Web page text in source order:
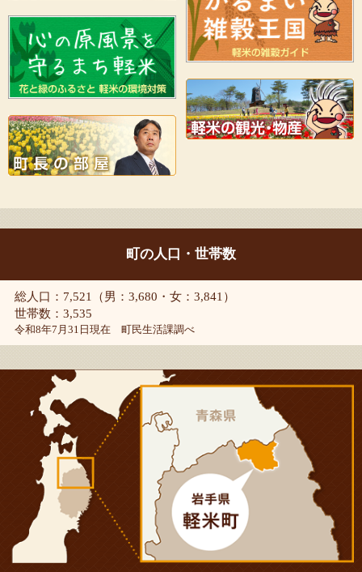
町の人口・世帯数
総人口：7,521（男：3,680・女：3,841）
世帯数：3,535
令和8年7月31日現在 町民生活課調べ